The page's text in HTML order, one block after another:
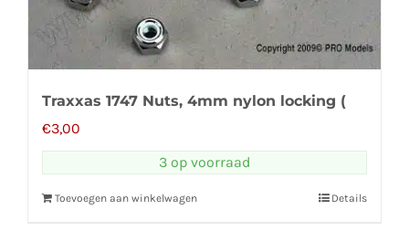
Traxxas 1747 Nuts, 4mm nylon locking (
€3,00
3 op voorraad
Toevoegen aan winkelwagen Details